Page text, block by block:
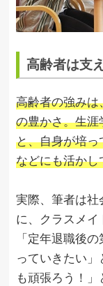
高齢者は支
高齢者の強み
の豊かさ。生
と、自身が培
などにも活か
実際、筆者は社
に、クラスメイ
「定年退職後
っていきたい
も頑張ろう！」